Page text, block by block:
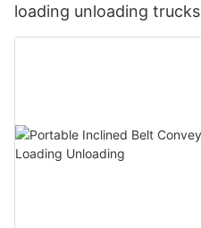
loading unloading trucks